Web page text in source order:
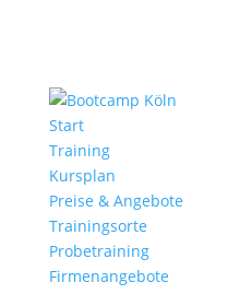
Start
Training
Kursplan
Preise & Angebote
Trainingsorte
Probetraining
Firmenangebote